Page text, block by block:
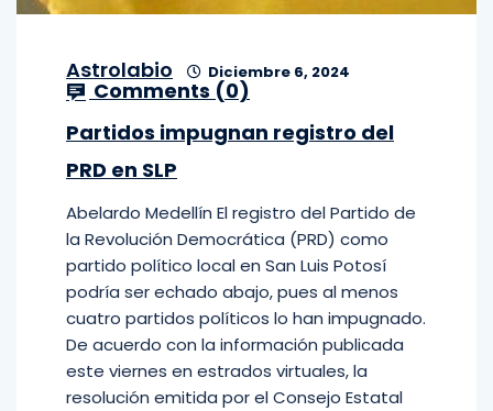
Astrolabio Diciembre 6, 2024
Comments (0)
Partidos impugnan registro del
PRD en SLP
Abelardo Medellín El registro del Partido de
la Revolución Democrática (PRD) como
partido político local en San Luis Potosí
podría ser echado abajo, pues al menos
cuatro partidos políticos lo han impugnado.
De acuerdo con la información publicada
este viernes en estrados virtuales, la
resolución emitida por el Consejo Estatal